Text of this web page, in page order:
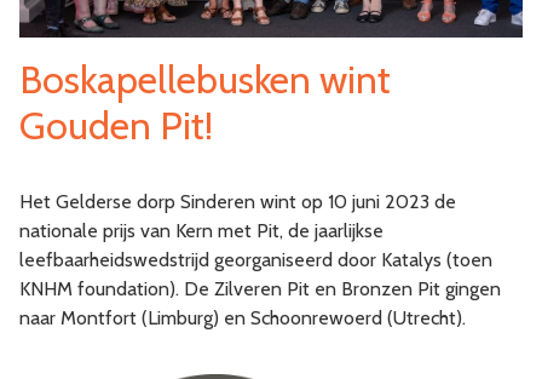
Boskapellebusken wint
Gouden Pit!
Het Gelderse dorp Sinderen wint op 10 juni 2023 de
nationale prijs van Kern met Pit, de jaarlijkse
leefbaarheidswedstrijd georganiseerd door Katalys (toen
KNHM foundation). De Zilveren Pit en Bronzen Pit gingen
naar Montfort (Limburg) en Schoonrewoerd (Utrecht).